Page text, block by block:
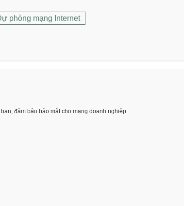
phòng mạng Internet
đảm bảo bảo mật cho mạng doanh nghiệp